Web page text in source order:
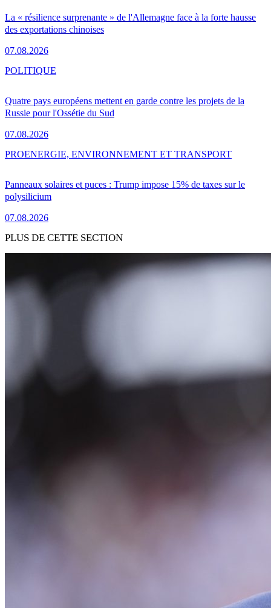
La « résilience surprenante » de l'Allemagne face à la forte hausse
des exportations chinoises
07.08.2026
Quatre pays européens mettent en garde contre les projets de la
Russie pour l'Ossétie du Sud
07.08.2026
POLITIQUE
Panneaux solaires et puces : Trump impose 15% de taxes sur le
polysilicium
07.08.2026
PROENERGIE, ENVIRONNEMENT ET TRANSPORT
PLUS DE CETTE SECTION